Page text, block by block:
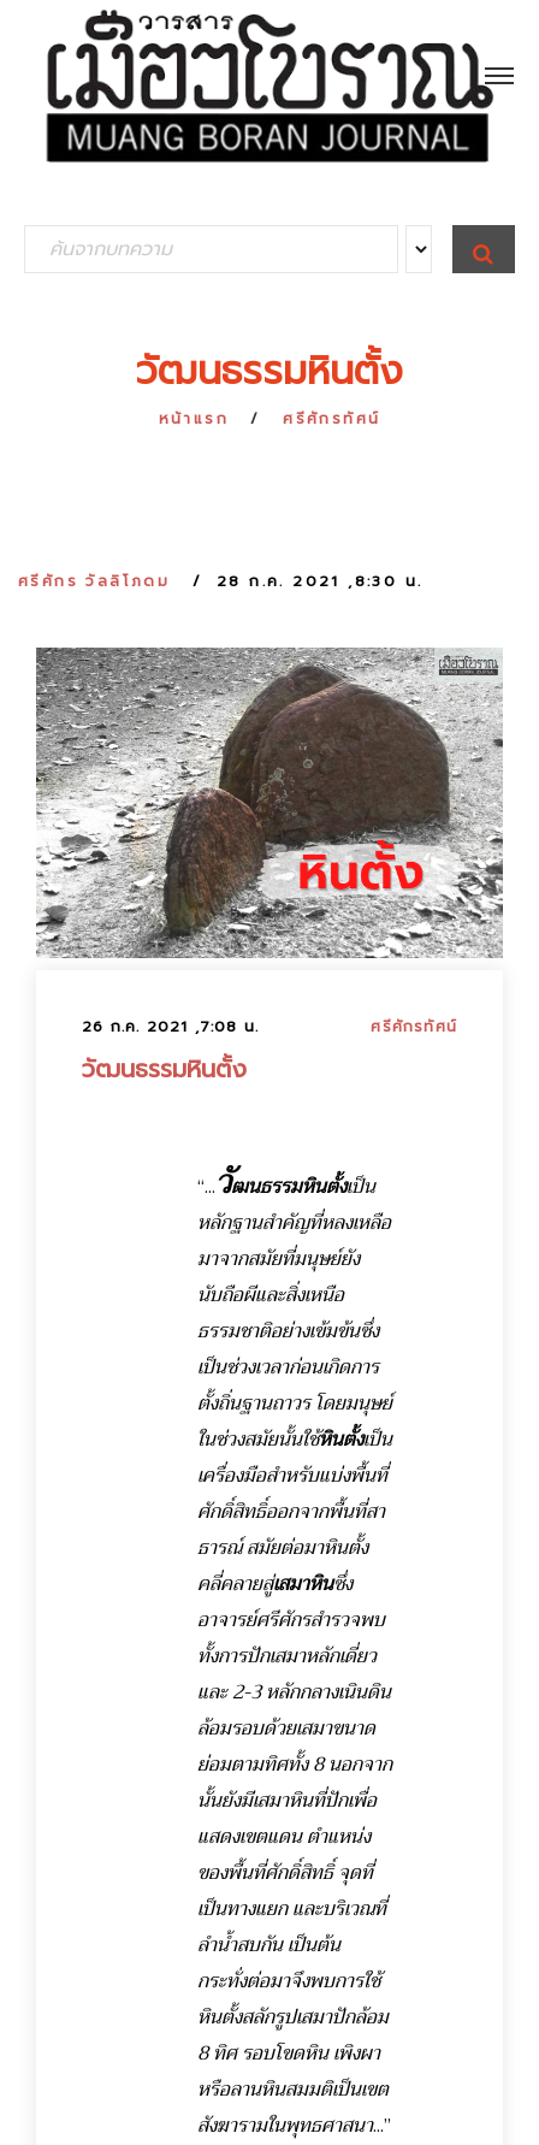
e
S
E
A
วัฒนธรรมหินตั้ง
หน้าแรก ศรีศักรทัศน์
ศรีศักร วัลลิโภดม 28 ก.ค. 2021 ,8:30 น.
26 ก.ค. 2021 ,7:08 น. ศรีศักรทัศน์
วัฒนธรรมหินตั้ง
“...วัฒนธรรมหินตั้งเป็น
หลักฐานสำคัญที่หลงเหลือ
มาจากสมัยที่มนุษย์ยัง
นับถือผีและสิ่งเหนือ
ธรรมชาติอย่างเข้มข้นซึ่ง
เป็นช่วงเวลาก่อนเกิดการ
ตั้งถิ่นฐานถาวร โดยมนุษย์
ในช่วงสมัยนั้นใช้หินตั้งเป็น
เครื่องมือสำหรับแบ่งพื้นที่
ศักดิ์สิทธิ์ออกจากพื้นที่สา
ธารณ์ สมัยต่อมาหินตั้ง
คลี่คลายสู่เสมาหินซึ่ง
อาจารย์ศรีศักรสำรวจพบ
ทั้งการปักเสมาหลักเดี่ยว
และ 2-3 หลักกลางเนินดิน
ล้อมรอบด้วยเสมาขนาด
ย่อมตามทิศทั้ง 8 นอกจาก
นั้นยังมีเสมาหินที่ปักเพื่อ
แสดงเขตแดนตำแหน่ง
ของพื้นที่ศักดิ์สิทธิ์ จุดที่
เป็นทางแยก และบริเวณที่
ลำน้ำสบกัน เป็นต้น
กระทั่งต่อมาจึงพบการใช้
หินตั้งสลักรูปเสมาปักล้อม
8 ทิศ รอบโขดหิน เพิงผา
หรือลานหินสมมติเป็นเขต
สังฆารามในพุทธศาสนา...”